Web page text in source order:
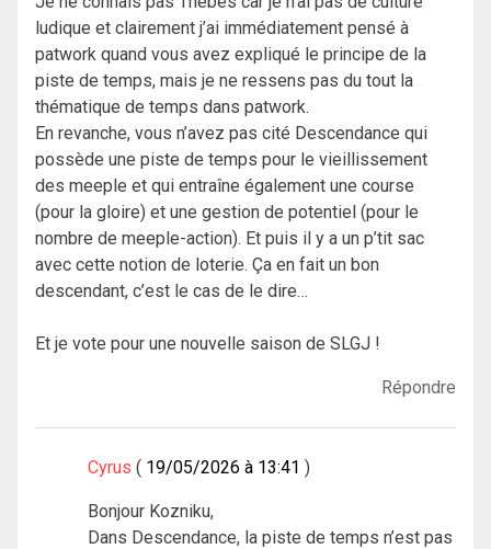
ludique et clairement j’ai immédiatement pensé à
patwork quand vous avez expliqué le principe de la
piste de temps, mais je ne ressens pas du tout la
thématique de temps dans patwork.
En revanche, vous n’avez pas cité Descendance qui
possède une piste de temps pour le vieillissement
des meeple et qui entraîne également une course
(pour la gloire) et une gestion de potentiel (pour le
nombre de meeple-action). Et puis il y a un p’tit sac
avec cette notion de loterie. Ça en fait un bon
descendant, c’est le cas de le dire…
Et je vote pour une nouvelle saison de SLGJ !
Répondre
Cyrus 19/05/2026 à 13:41
Bonjour Kozniku,
Dans Descendance, la piste de temps n’est pas